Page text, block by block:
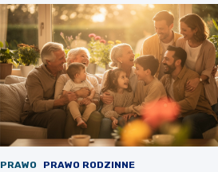
PRAWO PRAWO RODZINNE